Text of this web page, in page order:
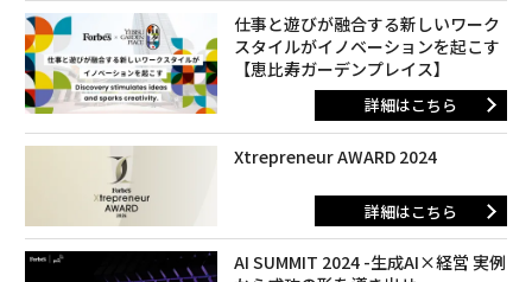
仕事と遊びが融合する新しいワーク
スタイルがイノベーションを起こす
【恵比寿ガーデンプレイス】
詳細はこちら
Xtrepreneur AWARD 2024
詳細はこちら
AI SUMMIT 2024 -生成AI×経営 実例